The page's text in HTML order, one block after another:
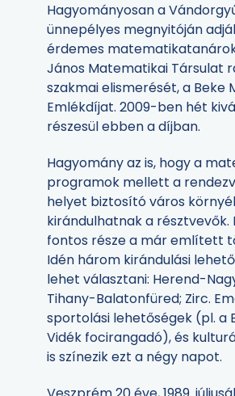
Hagyományosan a
ünnepélyes megnyitóján
érdemes
János Matematikai Társulat
szakmai elismerését, a Beke
Emlékdíjat. 2009-ben hét
részesül ebben a díjban.
Hagyomány az is, hogy a
programok mellett a
helyet biztosító város
kirándulhatnak a résztvevők.
fontos része a már említett
Idén három kirándulási
lehet választani: Herend-
Tihany-Balatonfüred; Zirc.
sportolási lehetőségek (pl. a
Vidék focirangadó), és
is színezik ezt a négy napot.